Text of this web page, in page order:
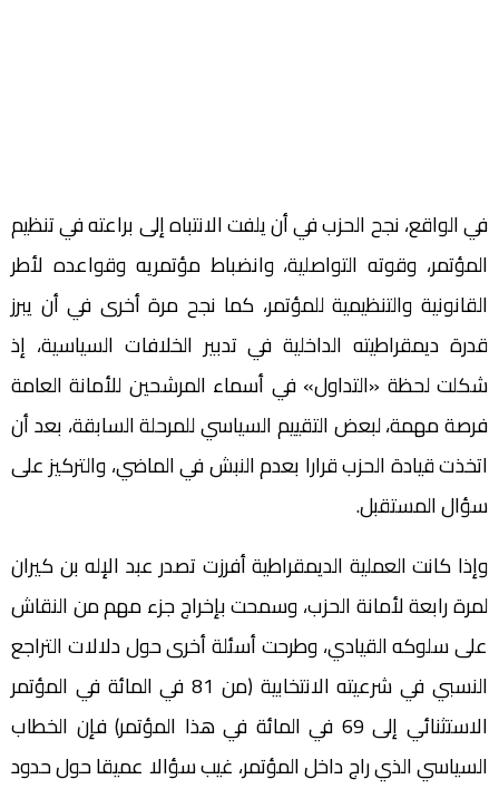
في الواقع، نجح الحزب في أن يلفت الانتباه إلى براعته في تنظيم
المؤتمر، وقوته التواصلية، وانضباط مؤتمريه وقواعده لأطر
القانونية والتنظيمية للمؤتمر، كما نجح مرة أخرى في أن يبرز
قدرة ديمقراطيته الداخلية في تدبير الخلافات السياسية، إذ
شكلت لحظة «التداول» في أسماء المرشحين للأمانة العامة
فرصة مهمة، لبعض التقييم السياسي للمرحلة السابقة، بعد أن
اتخذت قيادة الحزب قرارا بعدم النبش في الماضي، والتركيز على
سؤال المستقبل.
وإذا كانت العملية الديمقراطية أفرزت تصدر عبد الإله بن كيران
لمرة رابعة لأمانة الحزب، وسمحت بإخراج جزء مهم من النقاش
على سلوكه القيادي، وطرحت أسئلة أخرى حول دلالات التراجع
النسبي في شرعيته الانتخابية (من 81 في المائة في المؤتمر
الاستثنائي إلى 69 في المائة في هذا المؤتمر) فإن الخطاب
السياسي الذي راج داخل المؤتمر، غيب سؤالا عميقا حول حدود